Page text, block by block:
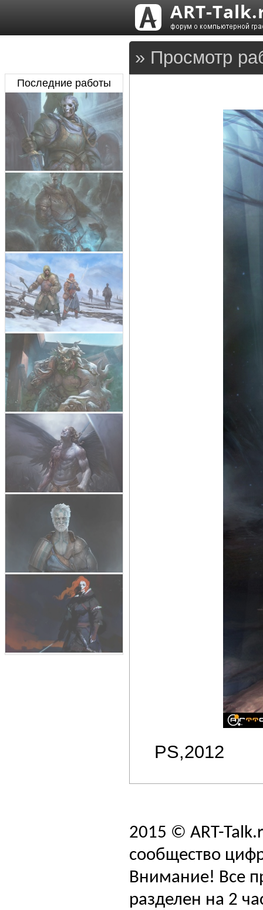
» Просмотр
PS,2012
Последние работы
2015 © ART-
сообщество
Внимание! Все
разделен на 2